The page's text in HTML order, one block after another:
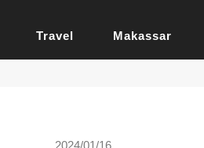
Travel Makassar
2024/01/16